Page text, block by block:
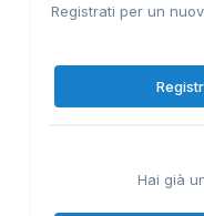
Registrati per un
Hai già